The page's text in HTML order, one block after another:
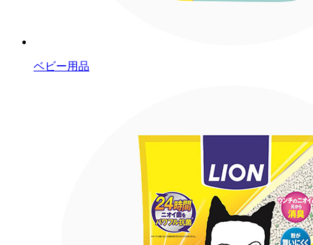
ベビー用品